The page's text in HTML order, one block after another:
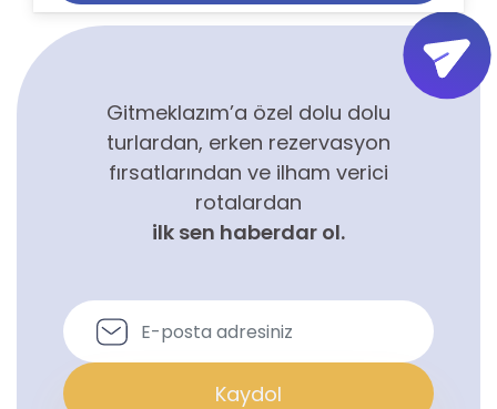
Gitmeklazım’a özel dolu dolu
turlardan, erken rezervasyon
fırsatlarından ve ilham verici
rotalardan
ilk sen haberdar ol.
Kaydol